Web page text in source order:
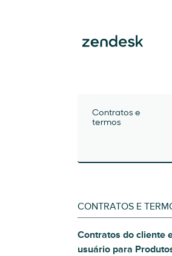
Contratos e
termos
CONTRATOS E
Contratos do cliente
usuário para